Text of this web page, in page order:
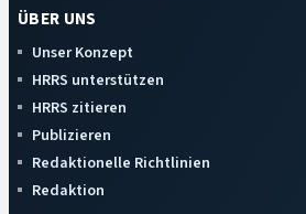
ÜBER UNS
Unser Konzept
HRRS unterstützen
HRRS zitieren
Publizieren
Redaktionelle Richtlinien
Redaktion